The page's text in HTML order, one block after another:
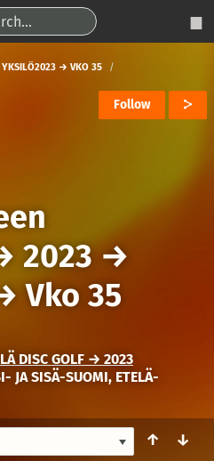
YKSILÖ2023 → VKO 35
Follow
2023→
Vko 35
DISC GOLF → 2023
JA SISÄ-SUOMI, ETELÄ-
↑ ↓